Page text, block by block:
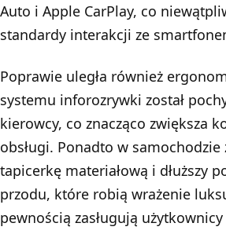
Auto i Apple CarPlay, co
standardy interakcji ze
Poprawie uległa również
systemu inforozrywki został
kierowcy, co znacząco zwiększa
obsługi. Ponadto w samochodzie
tapicerkę materiałową i dłuższy
przodu, które robią wrażenie
pewnością zasługują